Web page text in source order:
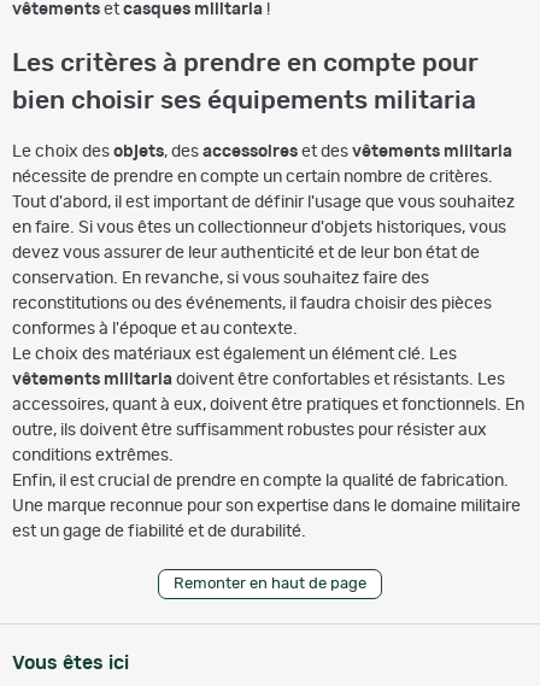
vêtements etcasques militaria !
Les critères à prendre en compte pour
bien choisir ses équipements militaria
Le choix des objets, des accessoires et des vêtements militaria
nécessite de prendre en compte un certain nombre de critères.
Tout d'abord, il est important de définir l'usage que vous souhaitez
en faire. Si vous êtes un collectionneur d'objets historiques, vous
devez vous assurer de leur authenticité et de leur bon état de
conservation. En revanche, si vous souhaitez faire des
reconstitutions ou des événements, il faudra choisir des pièces
conformes à l'époque et au contexte.
Le choix des matériaux est également un élément clé. Les
vêtements militaria doivent être confortables et résistants. Les
accessoires, quant à eux, doivent être pratiques et fonctionnels. En
outre, ils doivent être suffisamment robustes pour résister aux
conditions extrêmes.
Enfin, il est crucial de prendre en compte la qualité de fabrication.
Une marque reconnue pour son expertise dans le domaine militaire
est un gage de fiabilité et de durabilité.
Remonter en haut de page
Vous êtes ici